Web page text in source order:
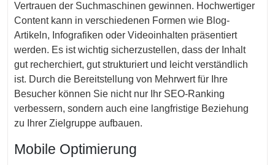
Vertrauen der Suchmaschinen gewinnen. Hochwertiger
Content kann in verschiedenen Formen wie Blog-
Artikeln, Infografiken oder Videoinhalten präsentiert
werden. Es ist wichtig sicherzustellen, dass der Inhalt
gut recherchiert, gut strukturiert und leicht verständlich
ist. Durch die Bereitstellung von Mehrwert für Ihre
Besucher können Sie nicht nur Ihr SEO-Ranking
verbessern, sondern auch eine langfristige Beziehung
zu Ihrer Zielgruppe aufbauen.
Mobile Optimierung